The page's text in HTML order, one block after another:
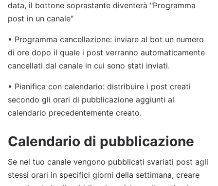
data, il bottone soprastante diventerà "Programma
post in un canale"
• Programma cancellazione: inviare al bot un numero
di ore dopo il quale i post verranno automaticamente
cancellati dal canale in cui sono stati inviati.
• Pianifica con calendario: distribuire i post creati
secondo gli orari di pubblicazione aggiunti al
calendario precedentemente creato.
Calendario di pubblicazione
Se nel tuo canale vengono pubblicati svariati post agli
stessi orari in specifici giorni della settimana, creare